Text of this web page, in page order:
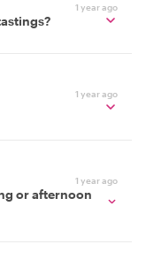
1 year ago
1 year ago
1 year ago
or afternoon